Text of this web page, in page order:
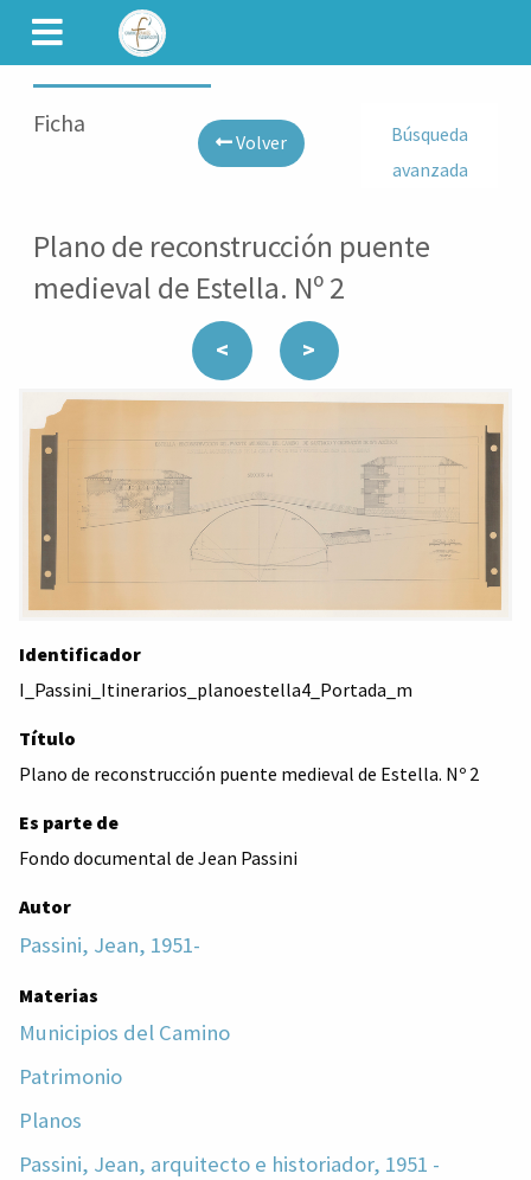
CAMINET
Ficha
Volver
Búsqueda
avanzada
Plano de reconstrucción puente
medieval de Estella. Nº 2
< >
Identificador
I_Passini_Itinerarios_planoestella4_Portada_m
Título
Plano de reconstrucción puente medieval de Estella. Nº 2
Es parte de
Fondo documental de Jean Passini
Autor
Passini, Jean, 1951-
Materias
Municipios del Camino
Patrimonio
Planos
Passini, Jean, arquitecto e historiador, 1951 -